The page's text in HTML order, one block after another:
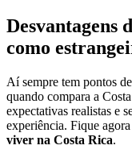
Desvantagens
como
Aí sempre tem pontos
quando compara a
expectativas realistas e
experiência. Fique
viver na Costa Rica.